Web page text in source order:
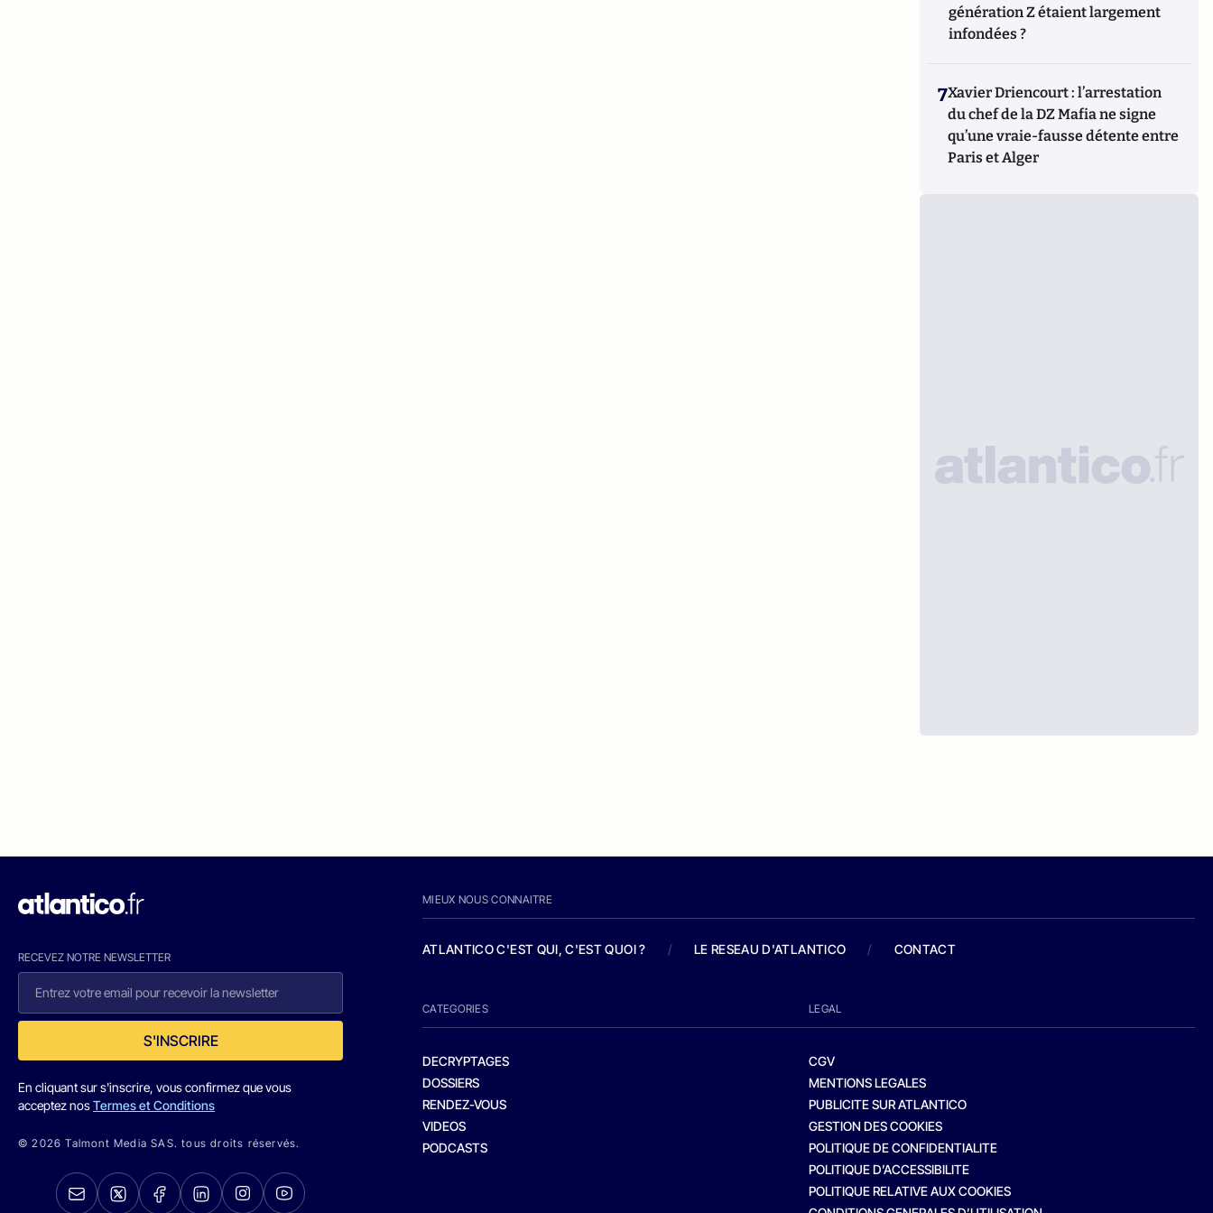
génération Z étaient largement
infondées ?
7Xavier Driencourt : l’arrestation
du chef de la DZ Mafia ne signe
qu’une vraie-fausse détente entre
Paris et Alger
RECEVEZ NOTRE NEWSLETTER
S'INSCRIRE
En cliquant sur s'inscrire, vous confirmez que vous
acceptez nosTermes et Conditions
© 2026 Talmont Media SAS. tous droits réservés.
MIEUX NOUS CONNAITRE
ATLANTICO C'EST QUI, C'EST QUOI ? / LE RESEAU D'ATLANTICO / CONTACT
CATEGORIES
DECRYPTAGES
DOSSIERS
RENDEZ-VOUS
VIDEOS
PODCASTS
LEGAL
CGV
MENTIONS LEGALES
PUBLICITE SUR ATLANTICO
GESTION DES COOKIES
POLITIQUE DE CONFIDENTIALITE
POLITIQUE D’ACCESSIBILITE
POLITIQUE RELATIVE AUX COOKIES